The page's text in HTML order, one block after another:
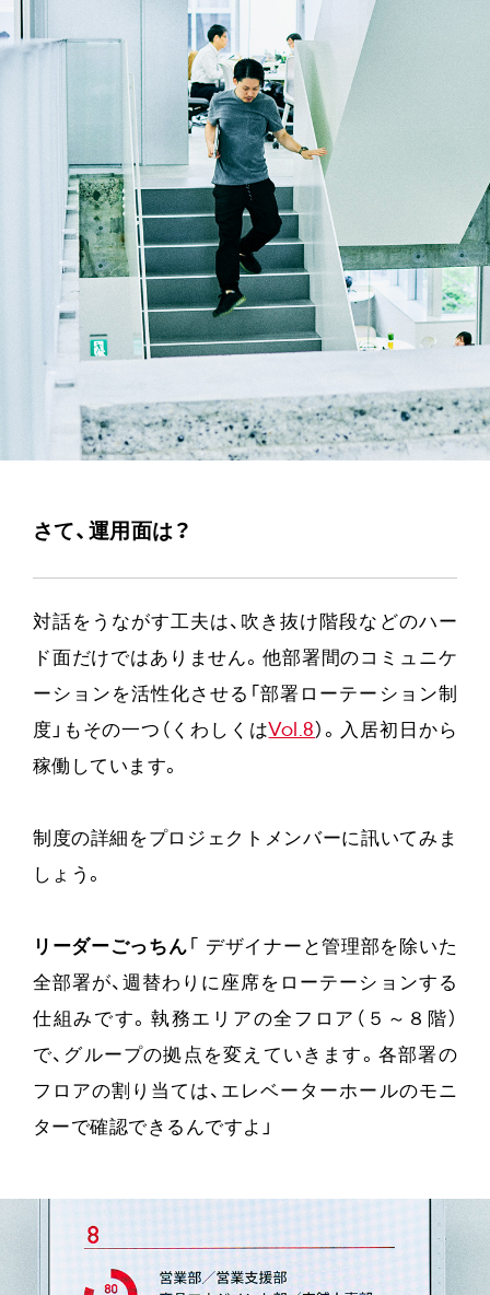
さて、運用面は？
対話をうながす工夫は、吹き抜け階段などのハー
ド面だけではありません。他部署間のコミュニケ
ーションを活性化させる「部署ローテーション制
度」もその一つ（くわしくはVol.8 ）。入居初日から
稼働しています。
制度の詳細をプロジェクトメンバーに訊いてみま
しょう。
リーダーごっちん 「 デザイナーと管理部を除いた
全部署が、週替わりに座席をローテーションする
仕組みです。執務エリアの全フロア（５～８階）
で、グループの拠点を変えていきます。各部署の
フロアの割り当ては、エレベーターホールのモニ
ターで確認できるんですよ」